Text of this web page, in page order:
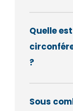
Quelle
?
Sous